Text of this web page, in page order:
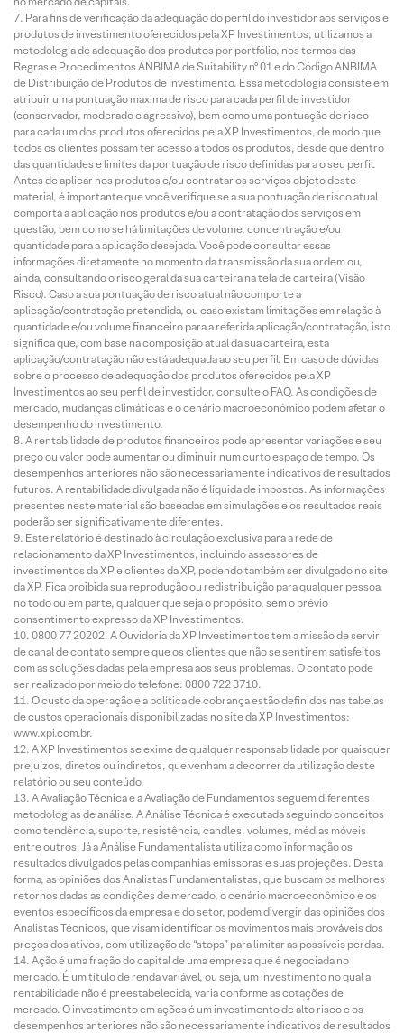
Para fins de verificação da adequação do perfil do investidor aos serviços e
produtos de investimento oferecidos pela XP Investimentos, utilizamos a
metodologia de adequação dos produtos por portfólio, nos termos das
Regras e Procedimentos ANBIMA de Suitability nº 01 e do Código ANBIMA
de Distribuição de Produtos de Investimento. Essa metodologia consiste em
atribuir uma pontuação máxima de risco para cada perfil de investidor
(conservador, moderado e agressivo), bem como uma pontuação de risco
para cada um dos produtos oferecidos pela XP Investimentos, de modo que
todos os clientes possam ter acesso a todos os produtos, desde que dentro
das quantidades e limites da pontuação de risco definidas para o seu perfil.
Antes de aplicar nos produtos e/ou contratar os serviços objeto deste
material, é importante que você verifique se a sua pontuação de risco atual
comporta a aplicação nos produtos e/ou a contratação dos serviços em
questão, bem como se há limitações de volume, concentração e/ou
quantidade para a aplicação desejada. Você pode consultar essas
informações diretamente no momento da transmissão da sua ordem ou,
ainda, consultando o risco geral da sua carteira na tela de carteira (Visão
Risco). Caso a sua pontuação de risco atual não comporte a
aplicação/contratação pretendida, ou caso existam limitações em relação à
quantidade e/ou volume financeiro para a referida aplicação/contratação, isto
significa que, com base na composição atual da sua carteira, esta
aplicação/contratação não está adequada ao seu perfil. Em caso de dúvidas
sobre o processo de adequação dos produtos oferecidos pela XP
Investimentos ao seu perfil de investidor, consulte o FAQ. As condições de
mercado, mudanças climáticas e o cenário macroeconômico podem afetar o
desempenho do investimento.
A rentabilidade de produtos financeiros pode apresentar variações e seu
preço ou valor pode aumentar ou diminuir num curto espaço de tempo. Os
desempenhos anteriores não são necessariamente indicativos de resultados
futuros. A rentabilidade divulgada não é líquida de impostos. As informações
presentes neste material são baseadas em simulações e os resultados reais
poderão ser significativamente diferentes.
Este relatório é destinado à circulação exclusiva para a rede de
relacionamento da XP Investimentos, incluindo assessores de
investimentos da XP e clientes da XP, podendo também ser divulgado no site
da XP. Fica proibida sua reprodução ou redistribuição para qualquer pessoa,
no todo ou em parte, qualquer que seja o propósito, sem o prévio
consentimento expresso da XP Investimentos.
0800 77 20202. A Ouvidoria da XP Investimentos tem a missão de servir
de canal de contato sempre que os clientes que não se sentirem satisfeitos
com as soluções dadas pela empresa aos seus problemas. O contato pode
ser realizado por meio do telefone: 0800 722 3710.
O custo da operação e a política de cobrança estão definidos nas tabelas
de custos operacionais disponibilizadas no site da XP Investimentos:
www.xpi.com.br.
A XP Investimentos se exime de qualquer responsabilidade por quaisquer
prejuízos, diretos ou indiretos, que venham a decorrer da utilização deste
relatório ou seu conteúdo.
A Avaliação Técnica e a Avaliação de Fundamentos seguem diferentes
metodologias de análise. A Análise Técnica é executada seguindo conceitos
como tendência, suporte, resistência, candles, volumes, médias móveis
entre outros. Já a Análise Fundamentalista utiliza como informação os
resultados divulgados pelas companhias emissoras e suas projeções. Desta
forma, as opiniões dos Analistas Fundamentalistas, que buscam os melhores
retornos dadas as condições de mercado, o cenário macroeconômico e os
eventos específicos da empresa e do setor, podem divergir das opiniões dos
Analistas Técnicos, que visam identificar os movimentos mais prováveis dos
preços dos ativos, com utilização de “stops” para limitar as possíveis perdas.
Ação é uma fração do capital de uma empresa que é negociada no
mercado. É um título de renda variável, ou seja, um investimento no qual a
rentabilidade não é preestabelecida, varia conforme as cotações de
mercado. O investimento em ações é um investimento de alto risco e os
desempenhos anteriores não são necessariamente indicativos de resultados